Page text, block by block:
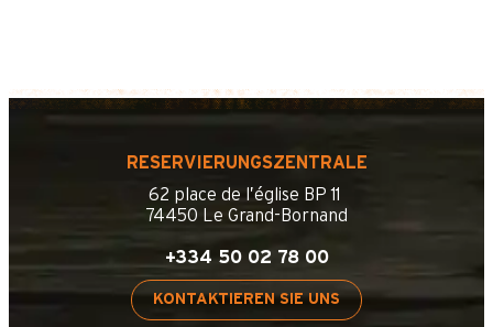
RESERVIERUNGSZENTRALE
62 place de l’église BP 11
74450 Le Grand-Bornand
+334 50 02 78 00
KONTAKTIEREN SIE UNS